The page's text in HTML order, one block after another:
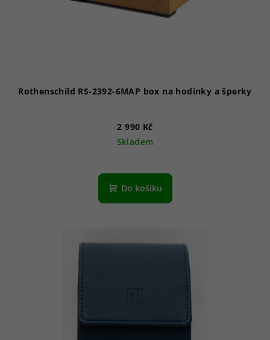
Rothenschild RS-2392-6MAP box na hodinky a šperky
2 990 Kč
Skladem
Do košíku